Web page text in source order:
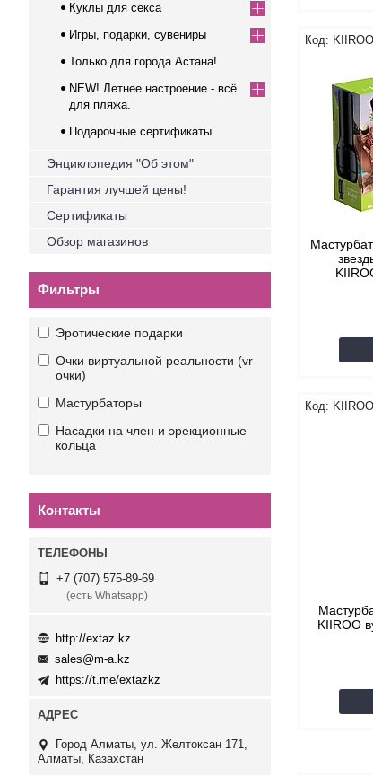
KIIROO
Куклы для секса
Игры, подарки, сувениры
Только для города Астана!
NEW! Летнее настроение - всё
для пляжа.
Подарочные сертификаты
Энциклопедия "Об этом"
Гарантия лучшей цены!
Сертификаты
Обзор магазинов
Фильтры
Эротические подарки
Очки виртуальной реальности (vr
очки)
Мастурбаторы
Насадки на член и эрекционные
кольца
Контакты
+7 (707) 575-89-69
(есть Whatsapp)
http://extaz.kz
sales@m-a.kz
https://t.me/extazkz
Город Алматы, ул. Желтоксан 171,
Алматы, Казахстан